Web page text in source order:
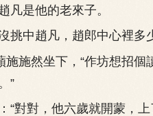
是他的老來子。
中趙凡，趙郎中心裡多
施然坐下，“作坊想招個
”
對，他六歲就開蒙，上